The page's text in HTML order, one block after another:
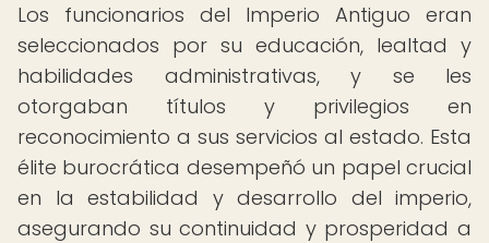
Los funcionarios del Imperio Antiguo eran
seleccionados por su educación, lealtad y
habilidades administrativas, y se les
otorgaban títulos y privilegios en
reconocimiento a sus servicios al estado. Esta
élite burocrática desempeñó un papel crucial
en la estabilidad y desarrollo del imperio,
asegurando su continuidad y prosperidad a